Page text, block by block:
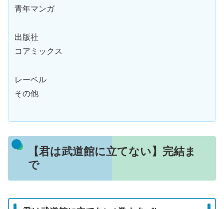
青年マンガ
出版社
コアミックス
レーベル
その他
【君は武道館に立てない】完結ま
で